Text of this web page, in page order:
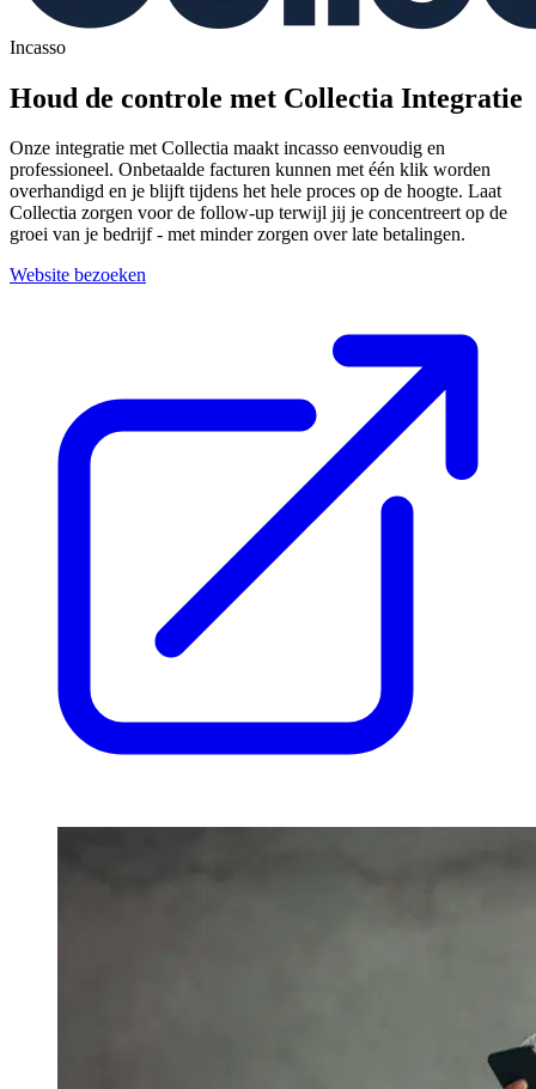
Incasso
Houd de controle met Collectia Integratie
Onze integratie met Collectia maakt incasso eenvoudig en
professioneel. Onbetaalde facturen kunnen met één klik worden
overhandigd en je blijft tijdens het hele proces op de hoogte. Laat
Collectia zorgen voor de follow-up terwijl jij je concentreert op de
groei van je bedrijf - met minder zorgen over late betalingen.
Website bezoeken